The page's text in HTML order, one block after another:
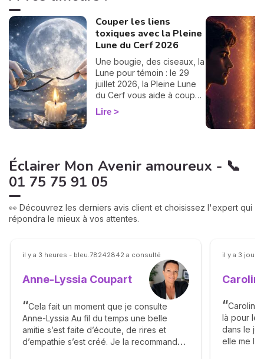
Couper les liens
toxiques avec la Pleine
Lune du Cerf 2026
Une bougie, des ciseaux, la
Lune pour témoin : le 29
juillet 2026, la Pleine Lune
du Cerf vous aide à couper
un lien toxique. Le rituel pas
à pas.
Lire
Éclairer Mon Avenir amoureux - 📞
01 75 75 91 05
👀 Découvrez les derniers avis client et choisissez l'expert qui
répondra le mieux à vos attentes.
il y a 3 heures - bleu.78242842 a consulté
Anne-Lyssia Coupart
Cela fait un moment que je consulte
Anne-Lyssia Au fil du temps une belle
amitie s’est faite d’écoute, de rires et
d’empathie s’est créé. Je la recommande
il y a 3
Caroline
là pour le
dans le
elle me